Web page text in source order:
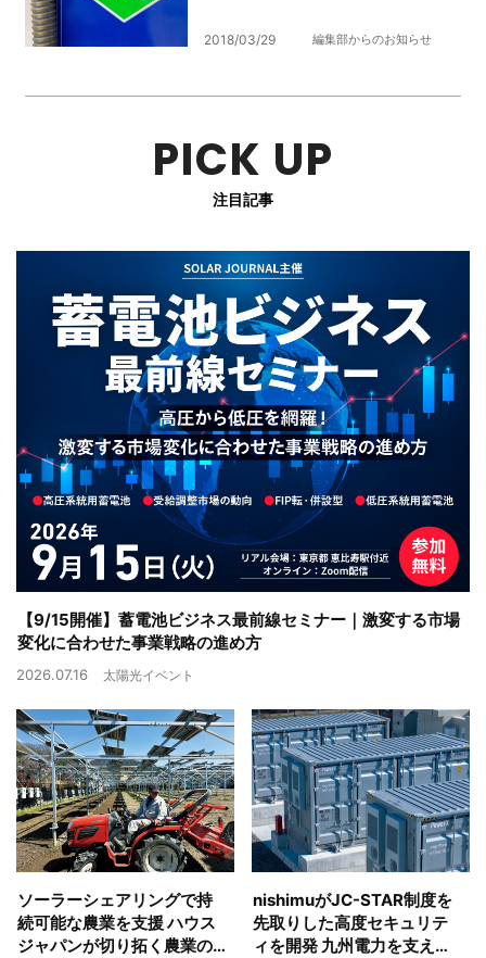
2018/03/29 編集部からのお知らせ
PICK UP
注目記事
【9/15開催】蓄電池ビジネス最前線セミナー｜激変する市場
変化に合わせた事業戦略の進め方
2026.07.16 太陽光イベント
ソーラーシェアリングで持
続可能な農業を支援 ハウス
ジャパンが切り拓く農業の
nishimuがJC-STAR制度を
先取りした高度セキュリテ
ィを開発 九州電力を支えた